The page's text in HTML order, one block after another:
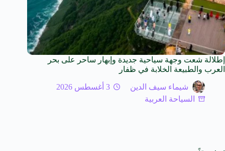
إطلالة شعت وجهة سياحية جديدة وإبهار ساحر على بحر
العرب والطبيعة الخلابة في ظفار
شيماء سيف الدين
3 أغسطس 2026
السياحة العربية